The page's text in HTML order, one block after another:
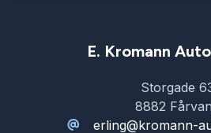
E. Kromann
Storgade
8882
erling@kromann-